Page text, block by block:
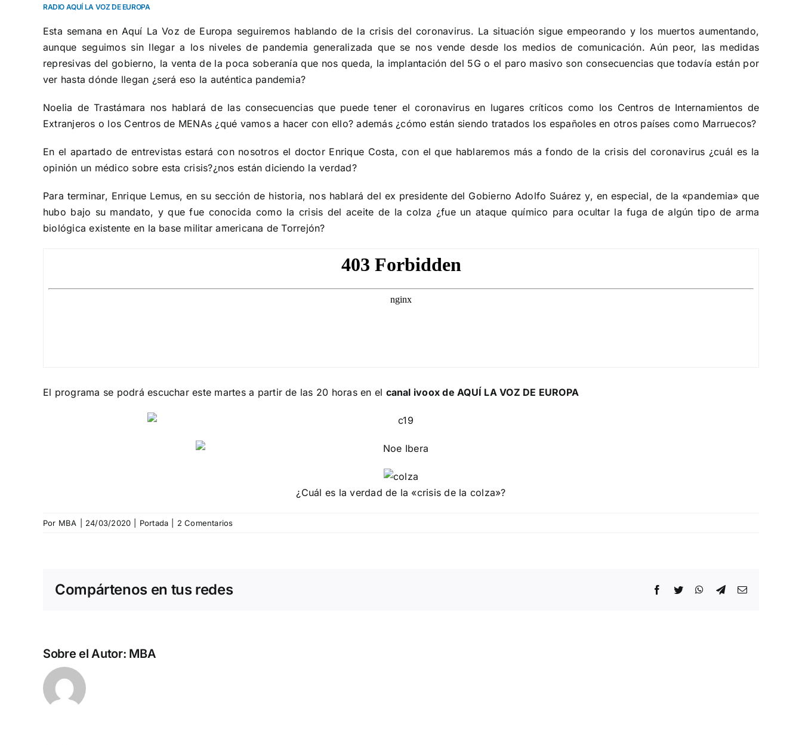
grande
RADIO AQUÍ LA VOZ DE EUROPA
Esta semana en Aquí La Voz de Europa seguiremos hablando de la crisis del coronavirus. La situación sigue empeorando y los muertos aumentando,
aunque seguimos sin llegar a los niveles de pandemia generalizada que se nos vende desde los medios de comunicación. Aún peor, las medidas
represivas del gobierno, la venta de la poca soberanía que nos queda, la implantación del 5G o el paro masivo son consecuencias que todavía están por
ver hasta dónde llegan ¿será eso la auténtica pandemia?
Noelia de Trastámara nos hablará de las consecuencias que puede tener el coronavirus en lugares críticos como los Centros de Internamientos de
Extranjeros o los Centros de MENAs ¿qué vamos a hacer con ello? además ¿cómo están siendo tratados los españoles en otros países como Marruecos?
En el apartado de entrevistas estará con nosotros el doctor Enrique Costa, con el que hablaremos más a fondo de la crisis del coronavirus ¿cuál es la
opinión un médico sobre esta crisis?¿nos están diciendo la verdad?
Para terminar, Enrique Lemus, en su sección de historia, nos hablará del ex presidente del Gobierno Adolfo Suárez y, en especial, de la «pandemia» que
hubo bajo su mandato, y que fue conocida como la crisis del aceite de la colza ¿fue un ataque químico para ocultar la fuga de algún tipo de arma
biológica existente en la base militar americana de Torrejón?
El programa se podrá escuchar este martes a partir de las 20 horas en el canal ivoox de AQUÍ LA VOZ DE EUROPA
¿Cuál es la verdad de la «crisis de la colza»?
Por MBA 24/03/2020 Portada 2 Comentarios
Compártenos en tus redes Facebook
Twitter WhatsApp
TelegramCorreo
Sobre el Autor: MBA